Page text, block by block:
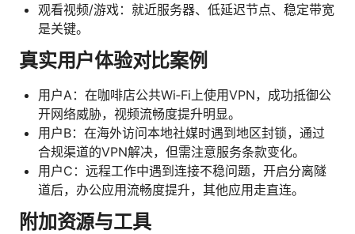
观看视频/游戏：就近服务器、低延迟节点、稳定带宽
是关键。
真实用户体验对比案例
用户A：在咖啡店公共Wi‑Fi上使用VPN，成功抵御公
开网络威胁，视频流畅度提升明显。
用户B：在海外访问本地社媒时遇到地区封锁，通过
合规渠道的VPN解决，但需注意服务条款变化。
用户C：远程工作中遇到连接不稳问题，开启分离隧
道后，办公应用流畅度提升，其他应用走直连。
附加资源与工具